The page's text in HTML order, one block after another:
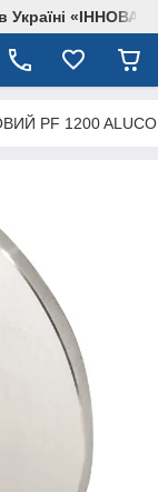
Україні
PF 1200